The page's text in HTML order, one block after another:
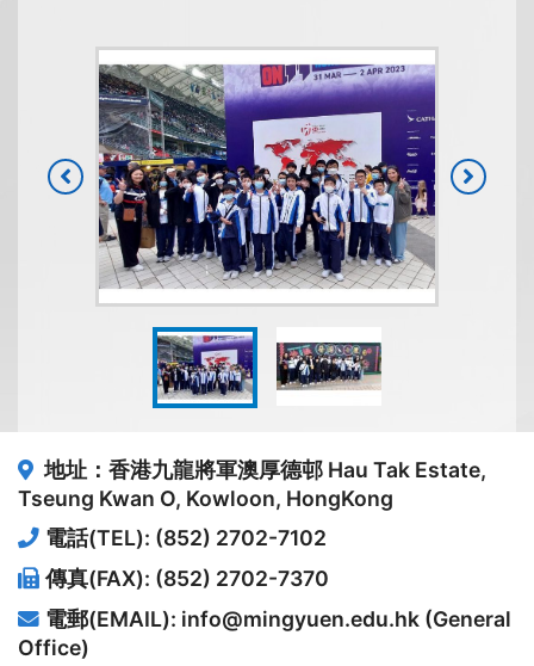
地址：香港九龍將軍澳厚德邨 Hau Tak Estate,
Tseung Kwan O, Kowloon, HongKong
電話(TEL): (852) 2702-7102
傳真(FAX): (852) 2702-7370
電郵(EMAIL): info@mingyuen.edu.hk (General
Office)